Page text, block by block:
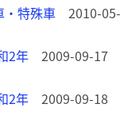
・特殊車 2010-05-
2年 2009-09-17
2年 2009-09-18